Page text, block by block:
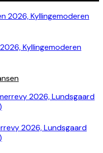
Kyllingemoderen
2026, Lundsgaard